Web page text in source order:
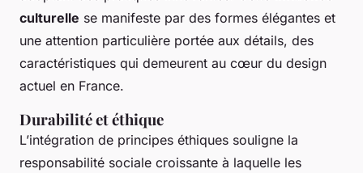
culturelle se manifeste par des formes élégantes et
une attention particulière portée aux détails, des
caractéristiques qui demeurent au cœur du design
actuel en France.
Durabilité et éthique
L’intégration de principes éthiques souligne la
responsabilité sociale croissante à laquelle les